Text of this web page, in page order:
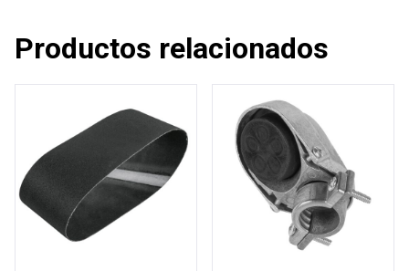
Productos relacionados